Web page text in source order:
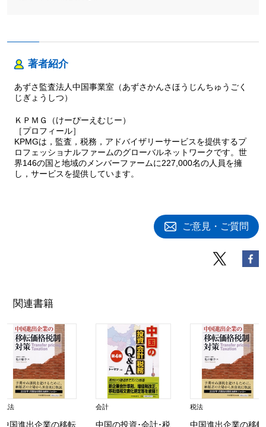
著者紹介
あずさ監査法人中国事業室（あずさかんさほうじんちゅうごく
じぎょうしつ）
ＫＰＭＧ（けーぴーえむじー）
［プロフィール］
KPMGは，監査，税務，アドバイザリーサービスを提供するプ
ロフェッショナルファームのグローバルネットワークです。世
界146の国と地域のメンバーファームに227,000名の人員を擁
し，サービスを提供しています。
ご意見・ご質問
関連書籍
税法
中国進出企業の移転
会計
中国の投資･会計･税
税法
中国進出企業の移転